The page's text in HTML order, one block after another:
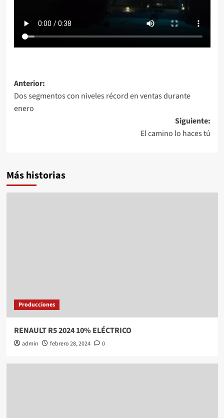
Navegación
de
entradas
Anterior:
Dos segmentos con niveles récord en ventas durante
enero
Siguiente:
El camino lo haces tú
Más historias
Producciones
RENAULT R5 2024 10% ELÉCTRICO
admin febrero 28, 2024 0